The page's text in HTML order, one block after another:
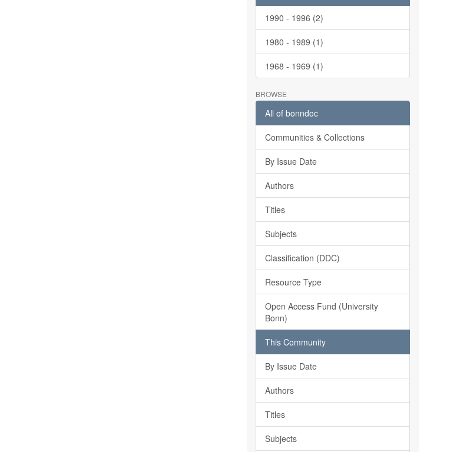
1990 - 1996 (2)
1980 - 1989 (1)
1968 - 1969 (1)
BROWSE
All of bonndoc
Communities & Collections
By Issue Date
Authors
Titles
Subjects
Classification (DDC)
Resource Type
Open Access Fund (University
Bonn)
This Community
By Issue Date
Authors
Titles
Subjects